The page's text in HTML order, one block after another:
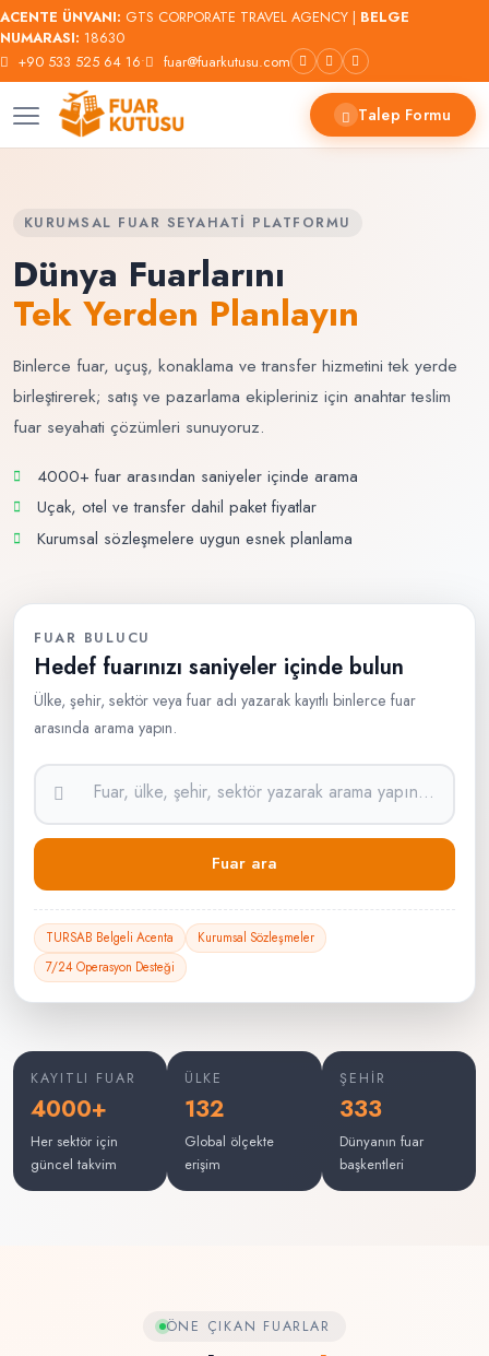
ACENTE ÜNVANI: GTS CORPORATE TRAVEL AGENCY | BELGE
NUMARASI: 18630
+90 533 525 64 16• fuar@fuarkutusu.com
Talep Formu
KURUMSAL FUAR SEYAHATI PLATFORMU
Dünya Fuarlarını
Tek Yerden Planlayın
Binlerce fuar, uçuş, konaklama ve transfer hizmetini tek yerde
birleştirerek; satış ve pazarlama ekipleriniz için anahtar teslim
fuar seyahati çözümleri sunuyoruz.
4000+ fuar arasından saniyeler içinde arama
Uçak, otel ve transfer dahil paket fiyatlar
Kurumsal sözleşmelere uygun esnek planlama
FUAR BULUCU
Hedef fuarınızı saniyeler içinde bulun
Ülke, şehir, sektör veya fuar adı yazarak kayıtlı binlerce fuar
arasında arama yapın.
Fuar ara
TURSAB Belgeli Acenta
Kurumsal Sözleşmeler
7/24 Operasyon Desteği
KAYITLI FUAR
4000+
Her sektör için
güncel takvim
ÜLKE
132
Global ölçekte
erişim
ŞEHIR
333
Dünyanın fuar
başkentleri
ÖNE ÇIKAN FUARLAR